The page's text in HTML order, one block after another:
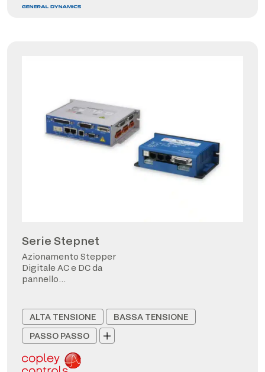
Serie Stepnet
Azionamento Stepper
Digitale AC e DC da
pannello
ALTA TENSIONE
BASSA TENSIONE
PASSO PASSO